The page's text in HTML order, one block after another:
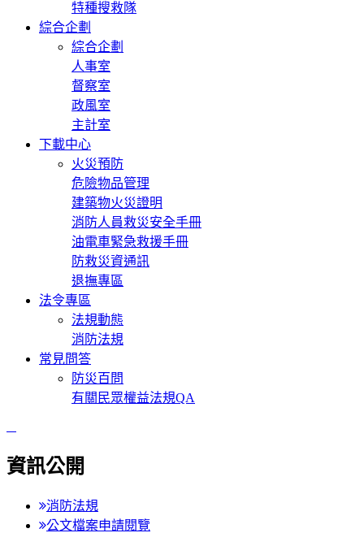
特種搜救隊
綜合企劃
綜合企劃
人事室
督察室
政風室
主計室
下載中心
火災預防
危險物品管理
建築物火災證明
消防人員救災安全手冊
油電車緊急救援手冊
防救災資通訊
退撫專區
法令專區
法規動態
消防法規
常見問答
防災百問
有關民眾權益法規QA
資訊公開
消防法規
公文檔案申請閱覽